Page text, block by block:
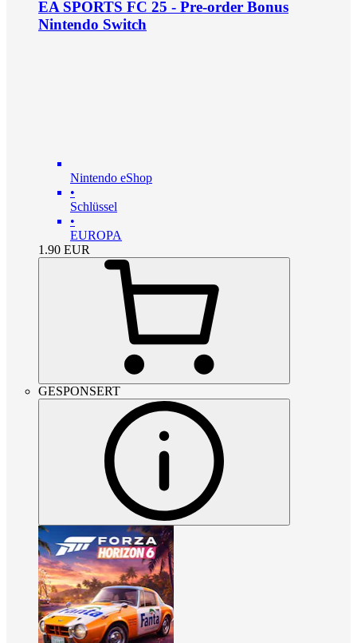
EA SPORTS FC 25 - Pre-order Bonus
Nintendo Switch
Nintendo eShop
•
Schlüssel
•
EUROPA
1.90 EUR
GESPONSERT